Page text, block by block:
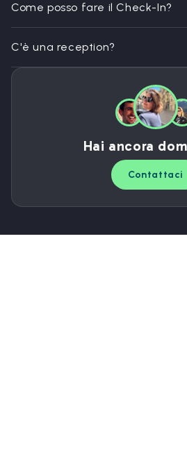
Come posso fare il Check-In?
C'è una reception?
Hai ancora
Contattaci